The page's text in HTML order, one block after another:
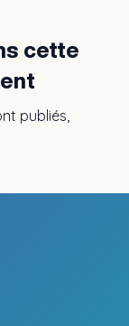
cette
publiés,